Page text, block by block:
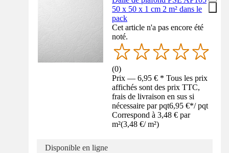
50 x 50 x 1 cm 2 m² dans le
pack
Cet article n'a pas encore été
noté.
(0)
Prix — 6,95 € * Tous les prix
affichés sont des prix TTC,
frais de livraison en sus si
nécessaire par pqt6,95 €*/ pqt
Correspond à 3,48 € par
m²(3,48 €/ m²)
Disponible en ligne